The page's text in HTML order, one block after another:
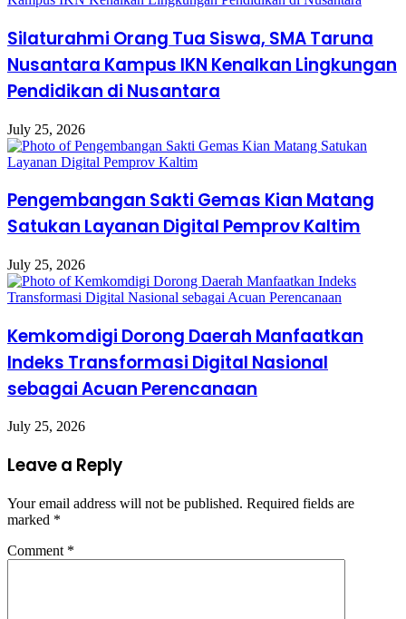
Silaturahmi Orang Tua Siswa, SMA Taruna
Nusantara Kampus IKN Kenalkan Lingkungan
Pendidikan di Nusantara
July 25, 2026
Pengembangan Sakti Gemas Kian Matang
Satukan Layanan Digital Pemprov Kaltim
July 25, 2026
Kemkomdigi Dorong Daerah Manfaatkan
Indeks Transformasi Digital Nasional
sebagai Acuan Perencanaan
July 25, 2026
Leave a Reply
Your email address will not be published. Required fields are
marked *
Comment *